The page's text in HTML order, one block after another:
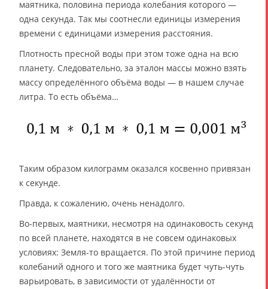
маятника, половина периода колебания которого —
одна секунда. Так мы соотнесли единицы измерения
времени с единицами измерения расстояния.
Плотность пресной воды при этом тоже одна на всю
планету. Следовательно, за эталон массы можно взять
массу определённого объёма воды — в нашем случае
литра. То есть объёма…
Таким образом килограмм оказался косвенно привязан
к секунде.
Правда, к сожалению, очень ненадолго.
Во-первых, маятники, несмотря на одинаковость секунд
по всей планете, находятся в не совсем одинаковых
условиях: Земля-то вращается. По этой причине период
колебаний одного и того же маятника будет чуть-чуть
варьировать, в зависимости от удалённости от